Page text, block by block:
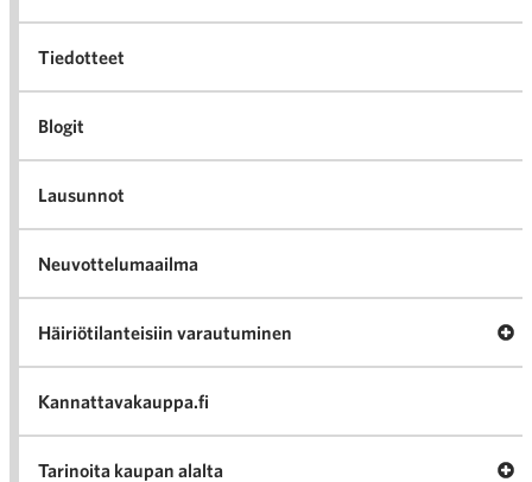
Tiedotteet
Blogit
Lausunnot
Neuvottelumaailma
Häiriötilanteisiin varautuminen
Kannattavakauppa.fi
Tarinoita kaupan alalta